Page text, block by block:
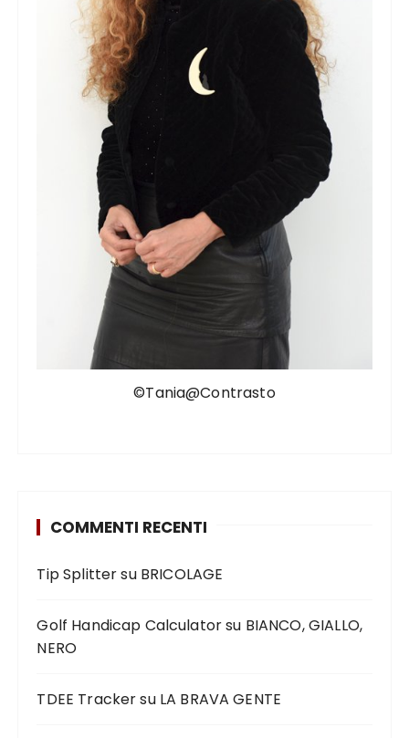
©Tania@Contrasto
COMMENTI RECENTI
Tip Splittersu BRICOLAGE
Golf Handicap Calculatorsu BIANCO, GIALLO,
NERO
TDEE Trackersu LA BRAVA GENTE